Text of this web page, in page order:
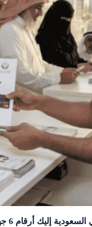
6 جهات رسمية وجمعيات مانحة